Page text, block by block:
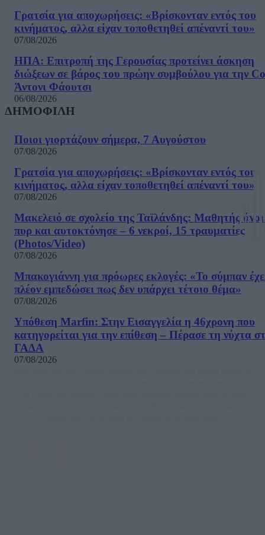
Γρατσία για αποχωρήσεις: «Bρίσκονταν εντός του
κινήματος, αλλα είχαν τοποθετηθεί απέναντί του»
07/08/2026
ΗΠΑ: Επιτροπή της Γερουσίας προτείνει άσκηση
διώξεων σε βάρος του πρώην συμβούλου για την
Άντονι Φάουτσι
06/08/2026
ΔΗΜΟΦΙΛΗ
Ποιοι γιορτάζουν σήμερα, 7 Αυγούστου
07/08/2026
Γρατσία για αποχωρήσεις: «Bρίσκονταν εντός του
κινήματος, αλλα είχαν τοποθετηθεί απέναντί του»
07/08/2026
Μακελειό σε σχολείο της Ταϊλάνδης: Μαθητής
πυρ και αυτοκτόνησε – 6 νεκροί, 15 τραυματίες
(Photos/Video)
07/08/2026
Μπακογιάννη για πρόωρες εκλογές: «Το σύμπαν
πλέον εμπεδώσει πως δεν υπάρχει τέτοιο θέμα»
07/08/2026
Υπόθεση Marfin: Στην Εισαγγελία η 46χρονη που
κατηγορείται για την επίθεση – Πέρασε τη νύχτα
ΓΑΔΑ
07/08/2026